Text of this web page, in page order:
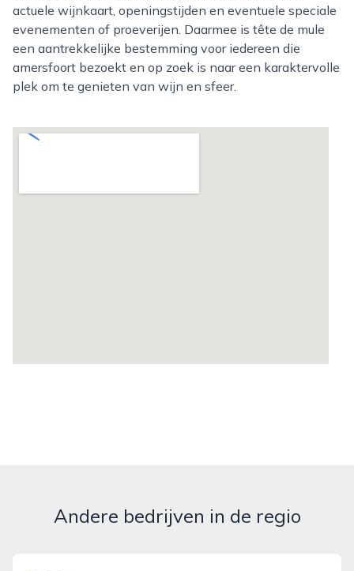
actuele wijnkaart, openingstijden en eventuele speciale
evenementen of proeverijen. Daarmee is tête de mule
een aantrekkelijke bestemming voor iedereen die
amersfoort bezoekt en op zoek is naar een karaktervolle
plek om te genieten van wijn en sfeer.
Andere bedrijven in de regio